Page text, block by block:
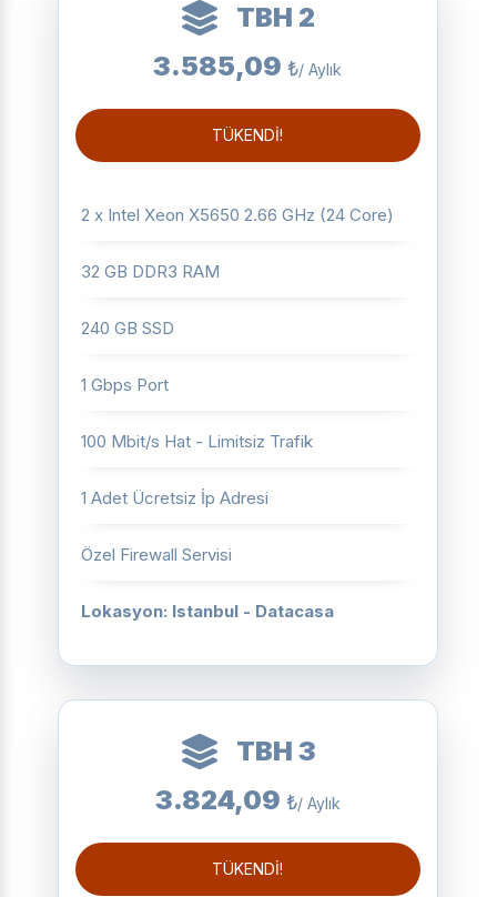
TBH 2
3.585,09 ₺/ Aylık
TÜKENDİ!
2 x Intel Xeon X5650 2.66 GHz (24 Core)
32 GB DDR3 RAM
240 GB SSD
1 Gbps Port
100 Mbit/s Hat - Limitsiz Trafik
1 Adet Ücretsiz İp Adresi
Özel Firewall Servisi
Lokasyon: Istanbul - Datacasa
TBH 3
3.824,09 ₺/ Aylık
TÜKENDİ!